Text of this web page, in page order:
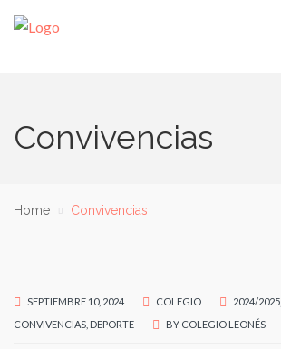
Convivencias
Home Convivencias
SEPTIEMBRE 10, 2024 COLEGIO 2024/2025
CONVIVENCIAS DEPORTE BY COLEGIO LEONÉS